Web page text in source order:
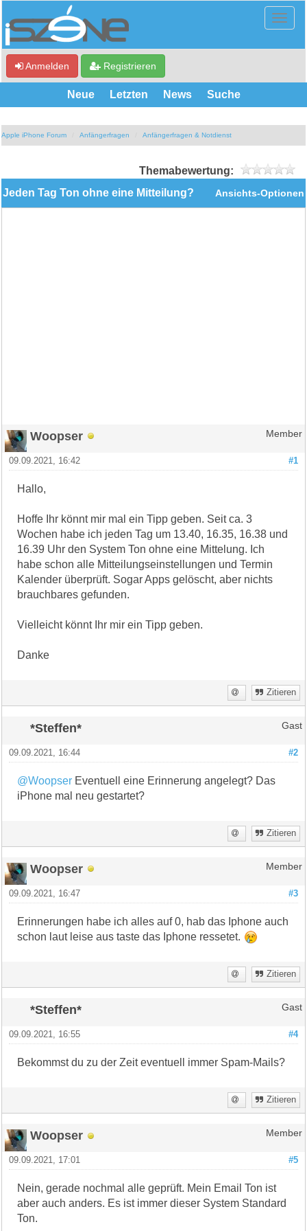
Anmelden Registrieren
Neue Letzten News Suche
Apple iPhone Forum Anfängerfragen Anfängerfragen & Notdienst
Themabewertung:
Ansichts-Optionen
Jeden Tag Ton ohne eine Mitteilung?
Woopser Member
#1
09.09.2021, 16:42
Hallo,
Hoffe Ihr könnt mir mal ein Tipp geben. Seit ca. 3
Wochen habe ich jeden Tag um 13.40, 16.35, 16.38 und
16.39 Uhr den System Ton ohne eine Mittelung. Ich
habe schon alle Mitteilungseinstellungen und Termin
Kalender überprüft. Sogar Apps gelöscht, aber nichts
brauchbares gefunden.
Vielleicht könnt Ihr mir ein Tipp geben.
Danke
Zitieren
*Steffen* Gast
#2
09.09.2021, 16:44
@Woopser Eventuell eine Erinnerung angelegt? Das
iPhone mal neu gestartet?
Zitieren
Woopser Member
#3
09.09.2021, 16:47
Erinnerungen habe ich alles auf 0, hab das Iphone auch
schon laut leise aus taste das Iphone ressetet.
Zitieren
*Steffen* Gast
#4
09.09.2021, 16:55
Bekommst du zu der Zeit eventuell immer Spam-Mails?
Zitieren
Woopser Member
#5
09.09.2021, 17:01
Nein, gerade nochmal alle geprüft. Mein Email Ton ist
aber auch anders. Es ist immer dieser System Standard
Ton.